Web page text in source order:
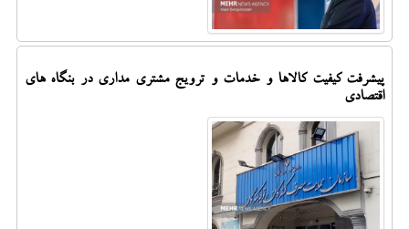
پیشرفت کیفیت کالاها و خدمات و ترویج مشتری مداری در بنگاه های
اقتصادی